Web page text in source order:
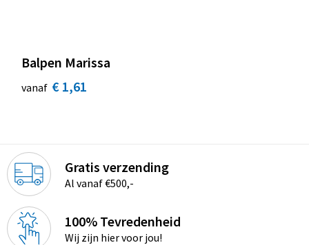
Balpen Marissa
vanaf € 1,61
Gratis verzending
Al vanaf €500,-
100% Tevredenheid
Wij zijn hier voor jou!